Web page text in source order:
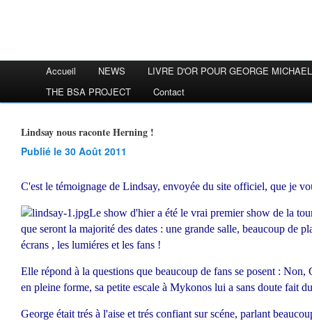
Accueil NEWS
LIVRE D'OR POUR GEORGE MICHAEL
THE BSA PROJECT
Contact
Lindsay nous raconte Herning !
Publié le 30 Août 2011
C'est le témoignage de Lindsay, envoyée du site officiel, que je
Le show d'hier a été le vrai premier show de la
que seront la majorité des dates : une grande salle, beaucoup de
écrans , les lumiéres et les fans !
Elle répond à la questions que beaucoup de fans se posent : Non,
en pleine forme, sa petite escale à Mykonos lui a sans doute fait
George était trés à l'aise et trés confiant sur scéne, parlant